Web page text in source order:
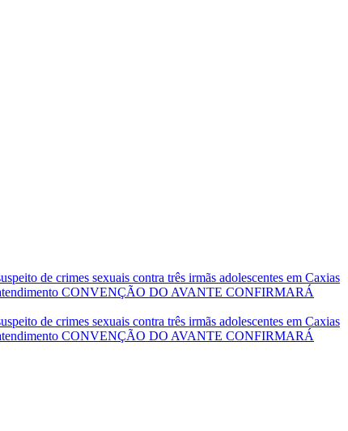
de crimes sexuais contra três irmãs adolescentes em Caxias
CONVENÇÃO DO AVANTE CONFIRMARÁ
de crimes sexuais contra três irmãs adolescentes em Caxias
CONVENÇÃO DO AVANTE CONFIRMARÁ